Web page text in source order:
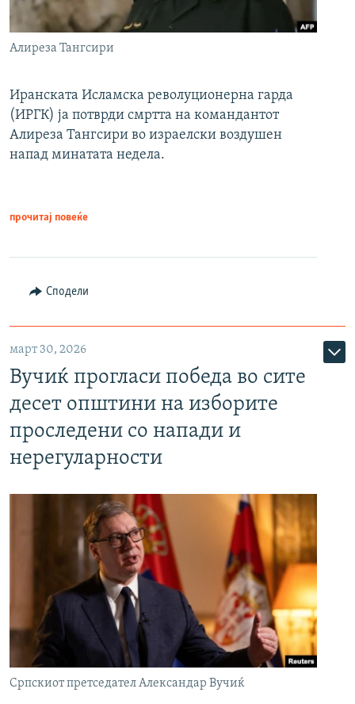
Алиреза Тангсири
Иранската Исламска револуционерна гарда
(ИРГК) ја потврди смртта на командантот
Алиреза Тангсири во израелски воздушен
напад минатата недела.
прочитај повеќе
Сподели
март 30, 2026
Вучиќ прогласи победа во сите
десет општини на изборите
проследени со напади и
нерегуларности
Српскиот претседател Александар Вучиќ